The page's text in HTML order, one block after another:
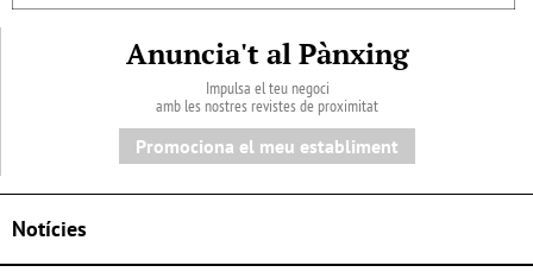
Anuncia't al Pànxing
Impulsa el teu negoci
amb les nostres revistes de proximitat
Promociona el meu establiment
Notícies